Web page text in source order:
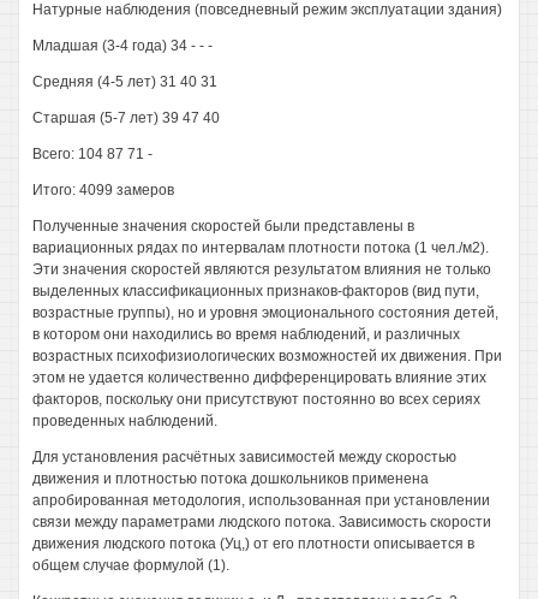
Натурные наблюдения (повседневный режим эксплуатации здания)
Младшая (3-4 года) 34 - - -
Средняя (4-5 лет) 31 40 31
Старшая (5-7 лет) 39 47 40
Всего: 104 87 71 -
Итого: 4099 замеров
Полученные значения скоростей были представлены в
вариационных рядах по интервалам плотности потока (1 чел./м2).
Эти значения скоростей являются результатом влияния не только
выделенных классификационных признаков-факторов (вид пути,
возрастные группы), но и уровня эмоционального состояния детей,
в котором они находились во время наблюдений, и различных
возрастных психофизиологических возможностей их движения. При
этом не удается количественно дифференцировать влияние этих
факторов, поскольку они присутствуют постоянно во всех сериях
проведенных наблюдений.
Для установления расчётных зависимостей между скоростью
движения и плотностью потока дошкольников применена
апробированная методология, использованная при установлении
связи между параметрами людского потока. Зависимость скорости
движения людского потока (Уц,) от его плотности описывается в
общем случае формулой (1).